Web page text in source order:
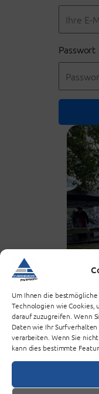
Um Ihnen die
Technologien wie
darauf zuzugreifen. Wenn
Daten wie Ihr
verarbeiten. Wenn Sie
kann dies bestimmte
Passwort